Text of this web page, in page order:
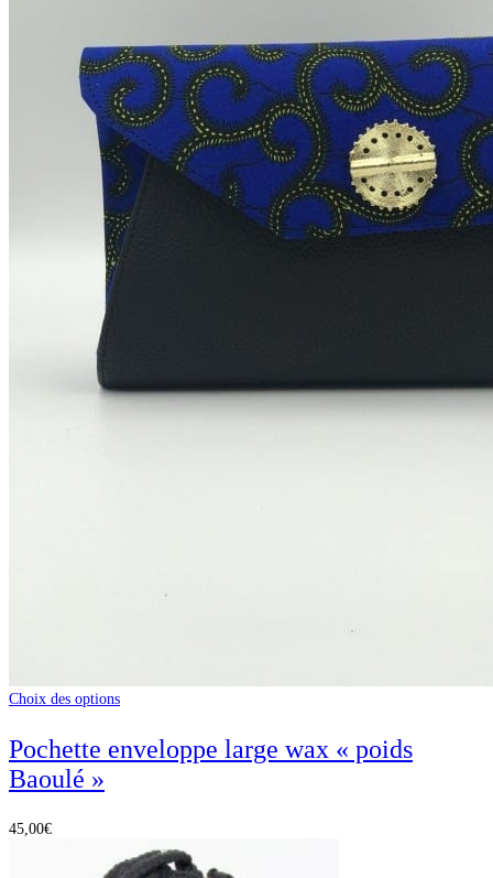
Choix des options
Pochette enveloppe large wax « poids
Baoulé »
45,00€